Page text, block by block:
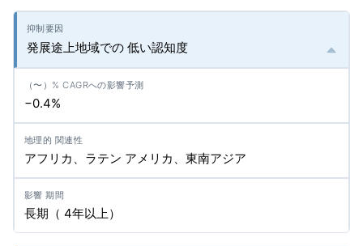
発展途上地域での 低い認知度
−0.4%
アフリカ、ラテン アメリカ、東南アジア
長期（ 4年以上）